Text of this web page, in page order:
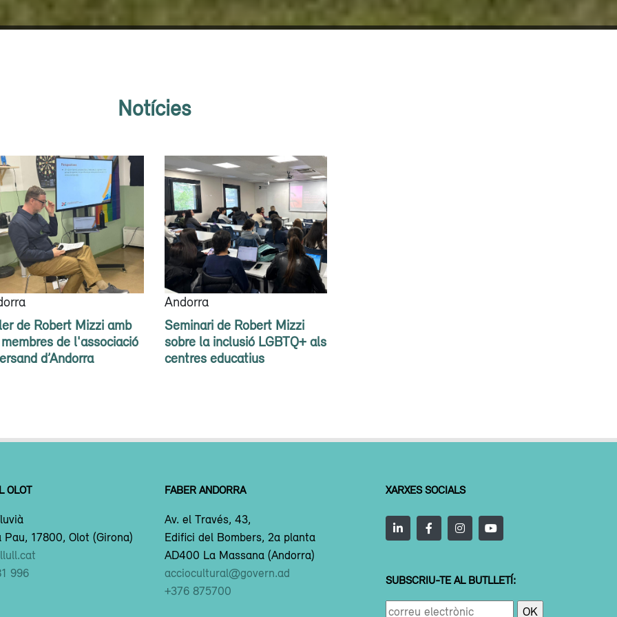
Notícies
de Robert Mizzi amb
de l'associació
d’Andorra
Andorra
Seminari de Robert Mizzi
sobre la inclusió LGBTQ+ als
centres educatius
OLOT
17800, Olot (Girona)
996
FABER ANDORRA
Av. el Través, 43,
Edifici del Bombers, 2a planta
AD400 La Massana (Andorra)
acciocultural@govern.ad
+376 875700
XARXES SOCIALS
SUBSCRIU-TE AL BUTLLETÍ: